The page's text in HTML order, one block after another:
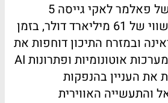
חברת הדיפנס-טק של פאלמר לאקי גייסה 5
מיליארד דולר לפי שווי של 61 מיליארד דולר, בזמן
ובמזרח התיכון דוחפות את
הביקוש לרחפנים, מערכות אוטונומיות ופתרונות AI
את העניין בהנפקות
והתעשייה האווירית